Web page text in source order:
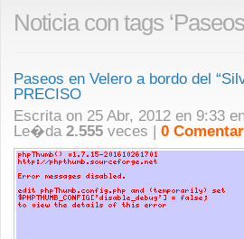
Noticia con tags
Paseos en Velero a bordo del
PRECISO
Escrita on 25 Abr, 2012 en 9:33
Le�da 2.555 veces | 0